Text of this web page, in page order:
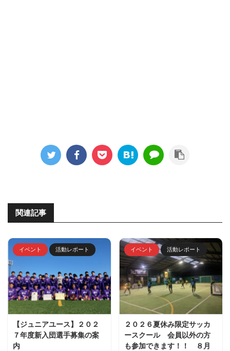
関連記事
イベント 活動レポート
【ジュニアユース】２０２
７年度新入団選手募集の案
内
イベント 活動レポート
２０２６夏休み限定サッカ
ースクール 会員以外の方
も参加できます！！ ８月